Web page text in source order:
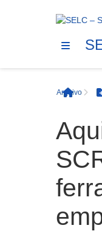
Início
Arquivo